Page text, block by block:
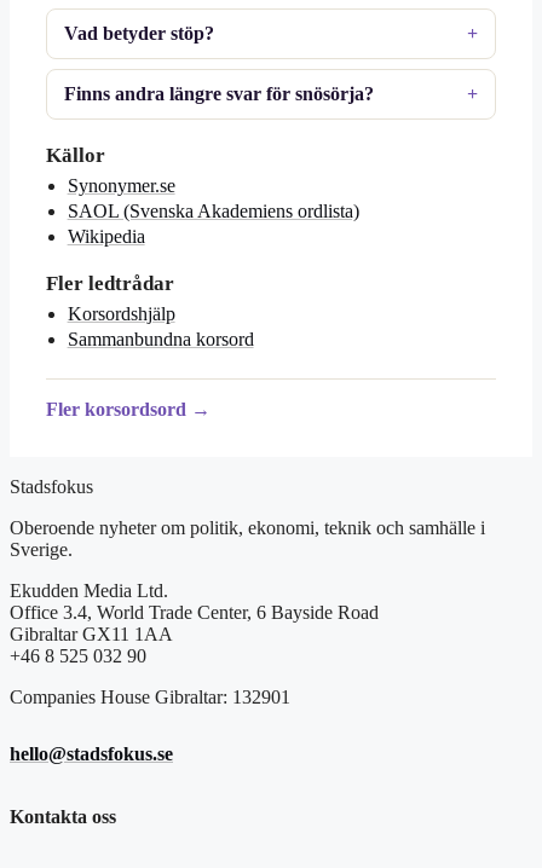
Vad betyder stöp?
Finns andra längre svar för snösörja?
Källor
Synonymer.se
SAOL (Svenska Akademiens ordlista)
Wikipedia
Fler ledtrådar
Korsordshjälp
Sammanbundna korsord
Fler korsordsord →
Stadsfokus
Oberoende nyheter om politik, ekonomi, teknik och samhälle i
Sverige.
Ekudden Media Ltd.
Office 3.4, World Trade Center, 6 Bayside Road
Gibraltar GX11 1AA
+46 8 525 032 90
Companies House Gibraltar: 132901
hello@stadsfokus.se
Kontakta oss